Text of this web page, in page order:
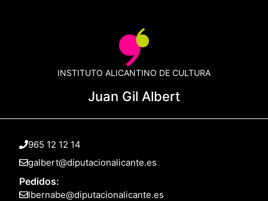
INSTITUTO ALICANTINO DE CULTURA
Juan Gil Albert
965 12 12 14
galbert@diputacionalicante.es
Pedidos:
lbernabe@diputacionalicante.es